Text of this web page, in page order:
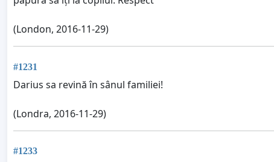
(London, 2016-11-29)
#1231
Darius sa revină în sânul familiei!
(Londra, 2016-11-29)
#1233